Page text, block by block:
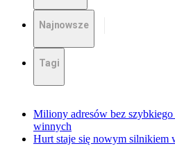
Najnowsze
Tagi
Miliony adresów bez
winnych
Hurt staje się nowym silnikiem